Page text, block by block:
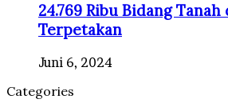
24.769 Ribu Bidang
Terpetakan
Juni 6, 2024
Categories